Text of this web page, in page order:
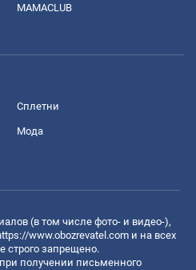
MAMACLUB
Сплетни
Мода
(в том числе фото- и видео-),
www.obozrevatel.com и на всех
строго запрещено.
получении письменного